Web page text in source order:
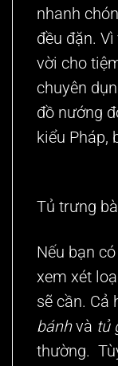
nhanh
đều đặn.
vời cho
chuyên
đồ nướng
kiểu Pháp,
Tủ trưng
Nếu bạn
xem xét
sẽ cần. Cả
bánhvà tủ
thường.